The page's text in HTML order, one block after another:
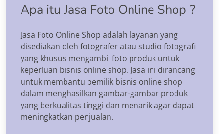
Apa itu Jasa Foto Online Shop ?
Jasa Foto Online Shop adalah layanan yang
disediakan oleh fotografer atau studio fotografi
yang khusus mengambil foto produk untuk
keperluan bisnis online shop. Jasa ini dirancang
untuk membantu pemilik bisnis online shop
dalam menghasilkan gambar-gambar produk
yang berkualitas tinggi dan menarik agar dapat
meningkatkan penjualan.